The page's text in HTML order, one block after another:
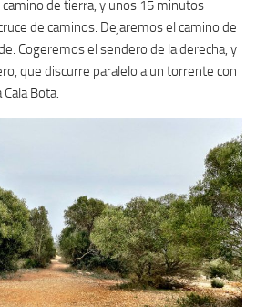
de tierra, y unos 15 minutos
de caminos. Dejaremos el camino de
Cogeremos el sendero de la derecha, y
que discurre paralelo a un torrente con
Bota.